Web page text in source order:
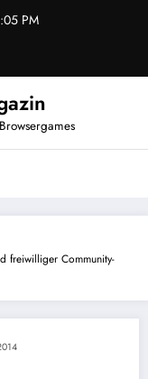
PM
freiwilliger Community-